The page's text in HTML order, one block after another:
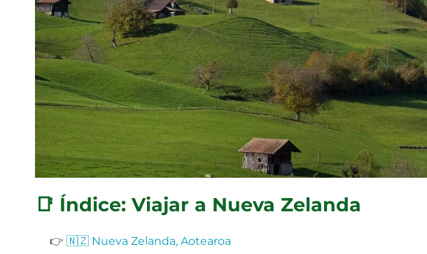
📑 Índice: Viajar a Nueva Zelanda
👉 🇳🇿 Nueva Zelanda, Aotearoa